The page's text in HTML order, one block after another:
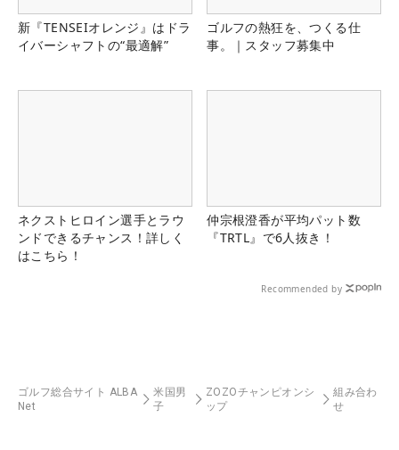
新『TENSEIオレンジ』はドラ
イバーシャフトの“最適解”
ゴルフの熱狂を、つくる仕
事。｜スタッフ募集中
ネクストヒロイン選手とラウ
ンドできるチャンス！詳しく
はこちら！
仲宗根澄香が平均パット数
『TRTL』で6人抜き！
Recommended by
ゴルフ総合サイト ALBA
Net
米国男
子
ZOZOチャンピオンシ
ップ
組み合わ
せ